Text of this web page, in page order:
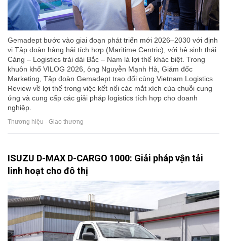
Gemadept bước vào giai đoạn phát triển mới 2026–2030 với định
vị Tập đoàn hàng hải tích hợp (Maritime Centric), với hệ sinh thái
Cảng – Logistics trải dài Bắc – Nam là lợi thế khác biệt. Trong
khuôn khổ VILOG 2026, ông Nguyễn Mạnh Hà, Giám đốc
Marketing, Tập đoàn Gemadept trao đổi cùng Vietnam Logistics
Review về lợi thế trong việc kết nối các mắt xích của chuỗi cung
ứng và cung cấp các giải pháp logistics tích hợp cho doanh
nghiệp.
Thương hiệu - Giao thương
ISUZU D-MAX D-CARGO 1000: Giải pháp vận tải
linh hoạt cho đô thị